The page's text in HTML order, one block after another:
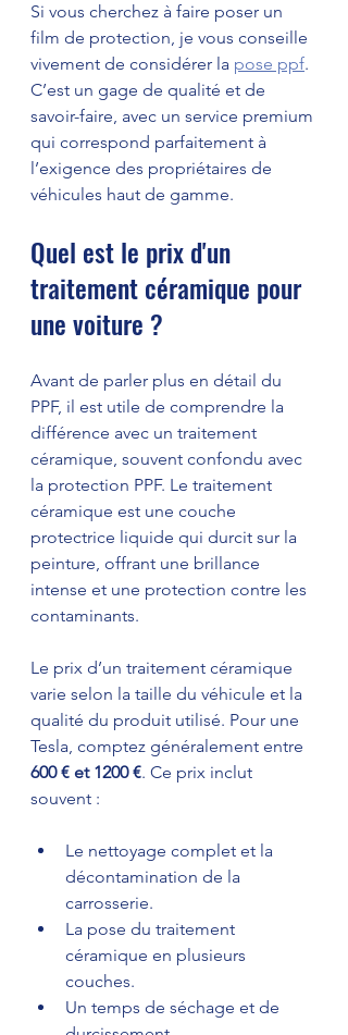
Si vous cherchez à faire poser un
film de protection, je vous conseille
vivement de considérer la pose ppf.
C’est un gage de qualité et de
savoir-faire, avec un service premium
qui correspond parfaitement à
l’exigence des propriétaires de
véhicules haut de gamme.
Quel est le prix d'un
traitement céramique pour
une voiture ?
Avant de parler plus en détail du
PPF, il est utile de comprendre la
différence avec un traitement
céramique, souvent confondu avec
la protection PPF. Le traitement
céramique est une couche
protectrice liquide qui durcit sur la
peinture, offrant une brillance
intense et une protection contre les
contaminants.
Le prix d’un traitement céramique
varie selon la taille du véhicule et la
qualité du produit utilisé. Pour une
Tesla, comptez généralement entre
600 € et 1200 €. Ce prix inclut
souvent :
Le nettoyage complet et la
décontamination de la
carrosserie.
La pose du traitement
céramique en plusieurs
couches.
Un temps de séchage et de